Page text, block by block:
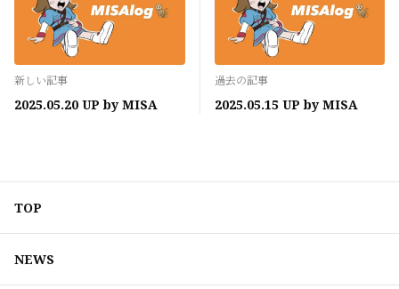
新しい記事
2025.05.20 UP by MISA
過去の記事
2025.05.15 UP by MISA
TOP
NEWS